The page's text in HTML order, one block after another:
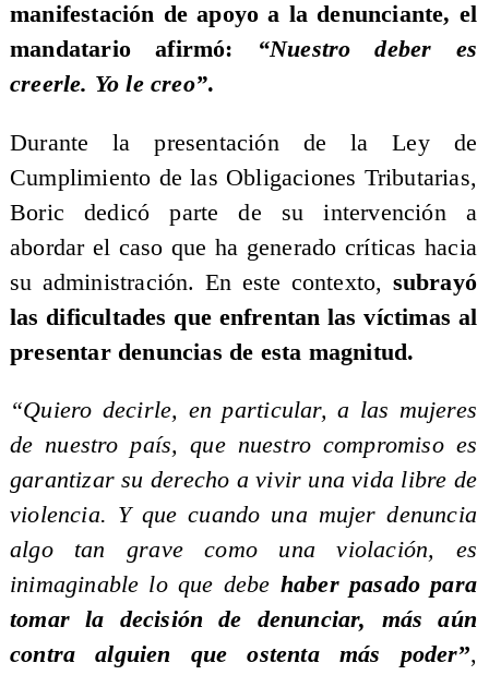
manifestación de apoyo a la denunciante, el
mandatario afirmó: “Nuestro deber es
creerle. Yo le creo”.
Durante la presentación de la Ley de
Cumplimiento de las Obligaciones Tributarias,
Boric dedicó parte de su intervención a
abordar el caso que ha generado críticas hacia
su administración. En este contexto, subrayó
las dificultades que enfrentan las víctimas al
presentar denuncias de esta magnitud.
“Quiero decirle, en particular, a las mujeres
de nuestro país, que nuestro compromiso es
garantizar su derecho a vivir una vida libre de
violencia. Y que cuando una mujer denuncia
algo tan grave como una violación, es
inimaginable lo que debe haber pasado para
tomar la decisión de denunciar, más aún
contra alguien que ostenta más poder”,